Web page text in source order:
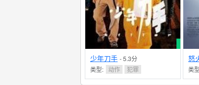
少年刀手 - 5.3分
类型:
动作 犯罪
怒
类